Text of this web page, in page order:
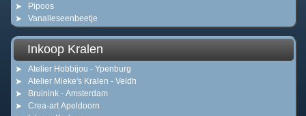
Pipoos
Vanalleseenbeetje
Inkoop Kralen
Atelier Hobbijou - Ypenburg
Atelier Mieke's Kralen - Veldh
Bruinink - Amsterdam
Crea-art Apeldoorn